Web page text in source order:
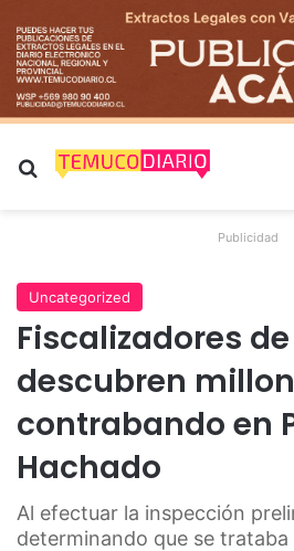
Buscar por
Publicidad
Uncategorized
Fiscalizadores
descubren
contrabando en
Hachado
Al efectuar la inspección
determinando que se trataba